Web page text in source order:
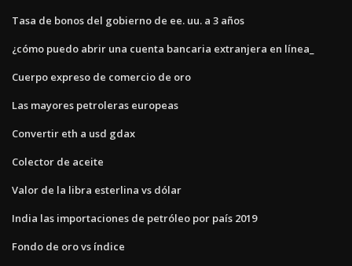
Tasa de bonos del gobierno de ee. uu. a 3 años
¿cómo puedo abrir una cuenta bancaria extranjera en línea_
Cuerpo expreso de comercio de oro
Las mayores petroleras europeas
Convertir eth a usd gdax
Colector de aceite
Valor de la libra esterlina vs dólar
India las importaciones de petróleo por país 2019
Fondo de oro vs índice